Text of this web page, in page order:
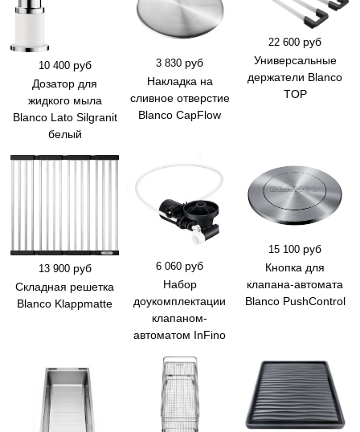
10 400 руб
Дозатор для
жидкого мыла
Blanco Lato Silgranit
белый
3 830 руб
Накладка на
сливное отверстие
Blanco CapFlow
22 600 руб
Универсальные
держатели Blanco
TOP
13 900 руб
Складная решетка
Blanco Klappmatte
6 060 руб
Набор
доукомплектации
клапаном-
автоматом InFino
15 100 руб
Кнопка для
клапана-автомата
Blanco PushControl